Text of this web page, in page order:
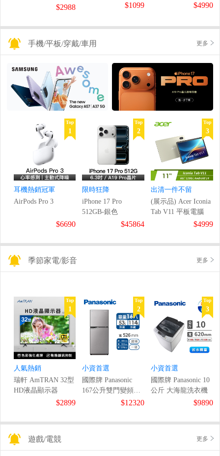
$2988 $1099 $4990
手機/平板/穿戴/車用 更多
Top
1
耳機熱銷冠軍
AirPods Pro 3
$6690
Top
2
限時狂降
iPhone 17 Pro
512GB-銀色
$45864
Top
3
出清一件不留
(展示品) Acer Iconia
Tab V11 平板電腦
$4999
季節家電/影音 更多
Top
1
人氣熱銷
瑞軒 AmTRAN 32型
HD液晶顯示器
$2899
Top
2
小資首選
國際牌 Panasonic
167公升雙門變頻冰
$12320
Top
3
小資首選
國際牌 Panasonic 10
公斤 大海龍洗衣機
$9890
遊戲/電競 更多